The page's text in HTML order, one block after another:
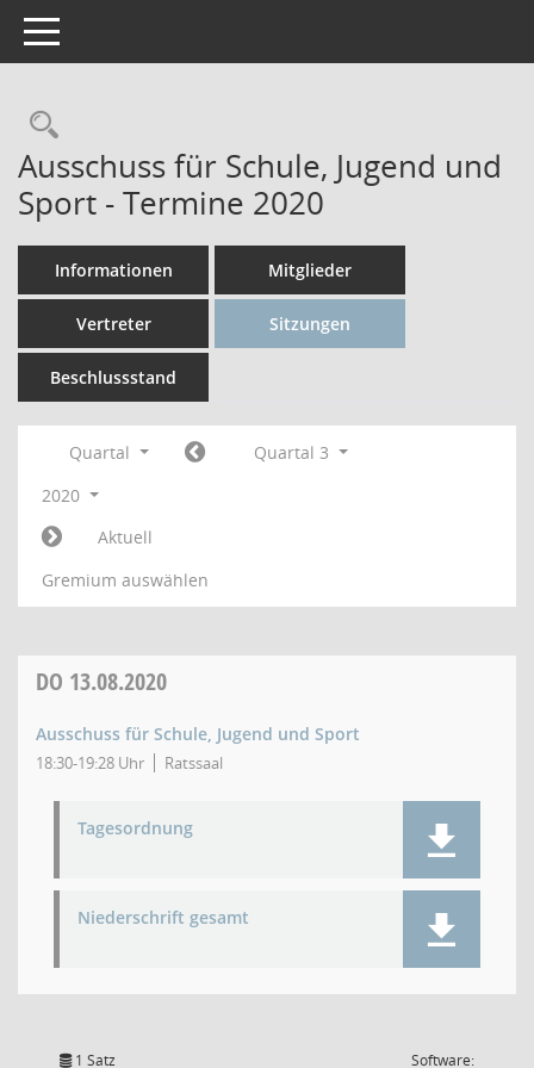
Toggle navigation
Rechercheauswahl
Ausschuss für Schule, Jugend und
Sport - Termine 2020
Informationen Mitglieder
Vertreter Sitzungen
Beschlussstand
Quartal
Quartal 3
2020
Aktuell
Gremium auswählen
DO 13.08.2020
Ausschuss für Schule, Jugend und Sport
18:30-19:28 Uhr Ratssaal
Tagesordnung
Niederschrift gesamt
1 Satz Software: